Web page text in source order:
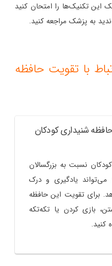
این تکنیک‌ها را امتحان کنید
به پزشک مراجعه کنید.
با تقویت حافظه
شنیداری کودکان
نسبت به بزرگسالان
یادگیری و درک
برای تقویت این حافظه
بازی کردن یا تکه‌تکه
کنید.